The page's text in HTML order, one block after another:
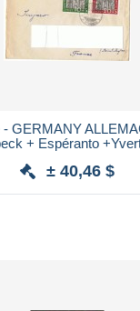
- GERMANY
+ Espéranto
± 40,46 $